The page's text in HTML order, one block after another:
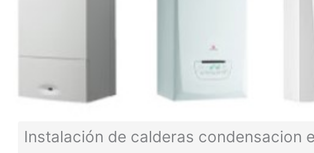
Instalación de calderas condensacion